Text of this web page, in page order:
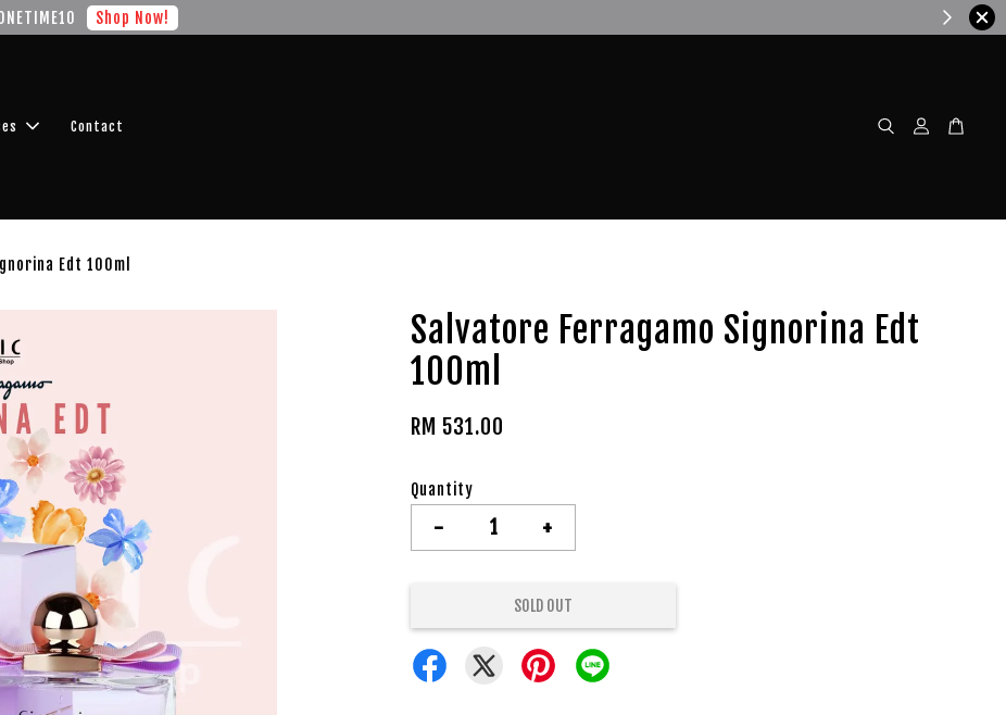
FREE SHIPPING fragrance with minimum spend of RM100
Contact
Edt 100ml
Salvatore Ferragamo Signorina Edt
100ml
RM 531.00
Quantity
- +
SOLD OUT